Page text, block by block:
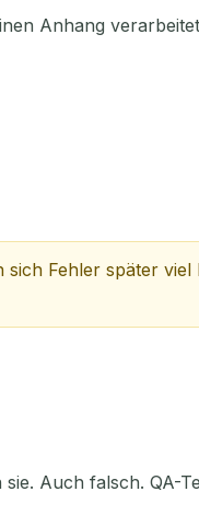
Anhang
sich Fehler später viel
Auch falsch. QA-